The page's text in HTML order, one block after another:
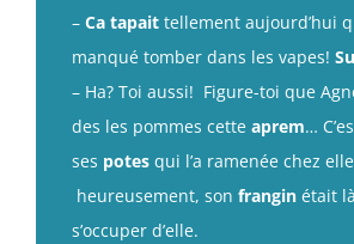
– Ca tapaittellement aujourd’hui
manqué tomber dans les vapes!
– Ha? Toi aussi! Figure-toi que
des les pommes cette aprem…
ses potesqui l’a ramenée chez
heureusement, son franginétait
s’occuper d’elle.